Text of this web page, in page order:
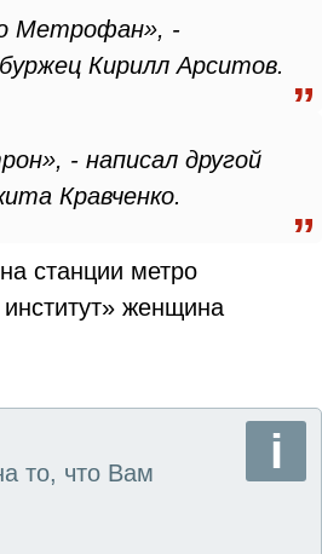
Метрофан», -
Кирилл Арситов.
- написал другой
Кравченко.
станции метро
институт» женщина
то, что Вам